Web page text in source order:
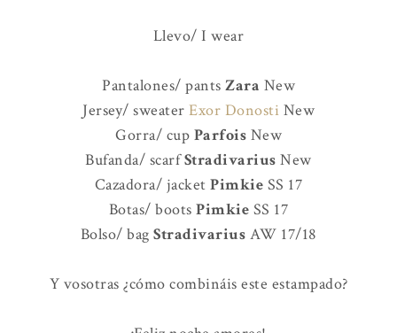
Llevo/ I wear
Pantalones/ pants Zara New
Jersey/ sweater Exor Donosti New
Gorra/ cup Parfois New
Bufanda/ scarfStradivarius New
Cazadora/ jacketPimkie SS 17
Botas/ bootsPimkie SS 17
Bolso/ bag Stradivarius AW 17/18
Y vosotras ¿cómo combináis este estampado?